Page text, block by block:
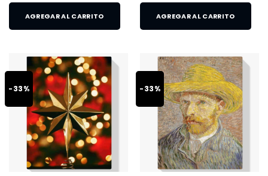
AGREGAR AL CARRITO AGREGAR AL CARRITO
-33% -33%